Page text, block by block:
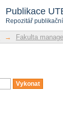
Publikace
Repozitář
→ Fakulta